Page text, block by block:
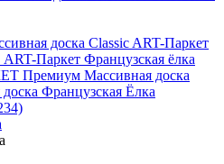
доска Classic ART-Паркет
ART-Паркет Французская ёлка
Премиум Массивная доска
Французская Ёлка